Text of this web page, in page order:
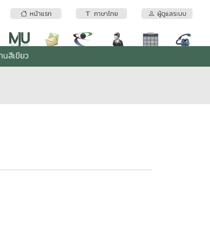
หน้าแรก ภาษาไทย ผู้ดูแลระบบ
สีเขียว